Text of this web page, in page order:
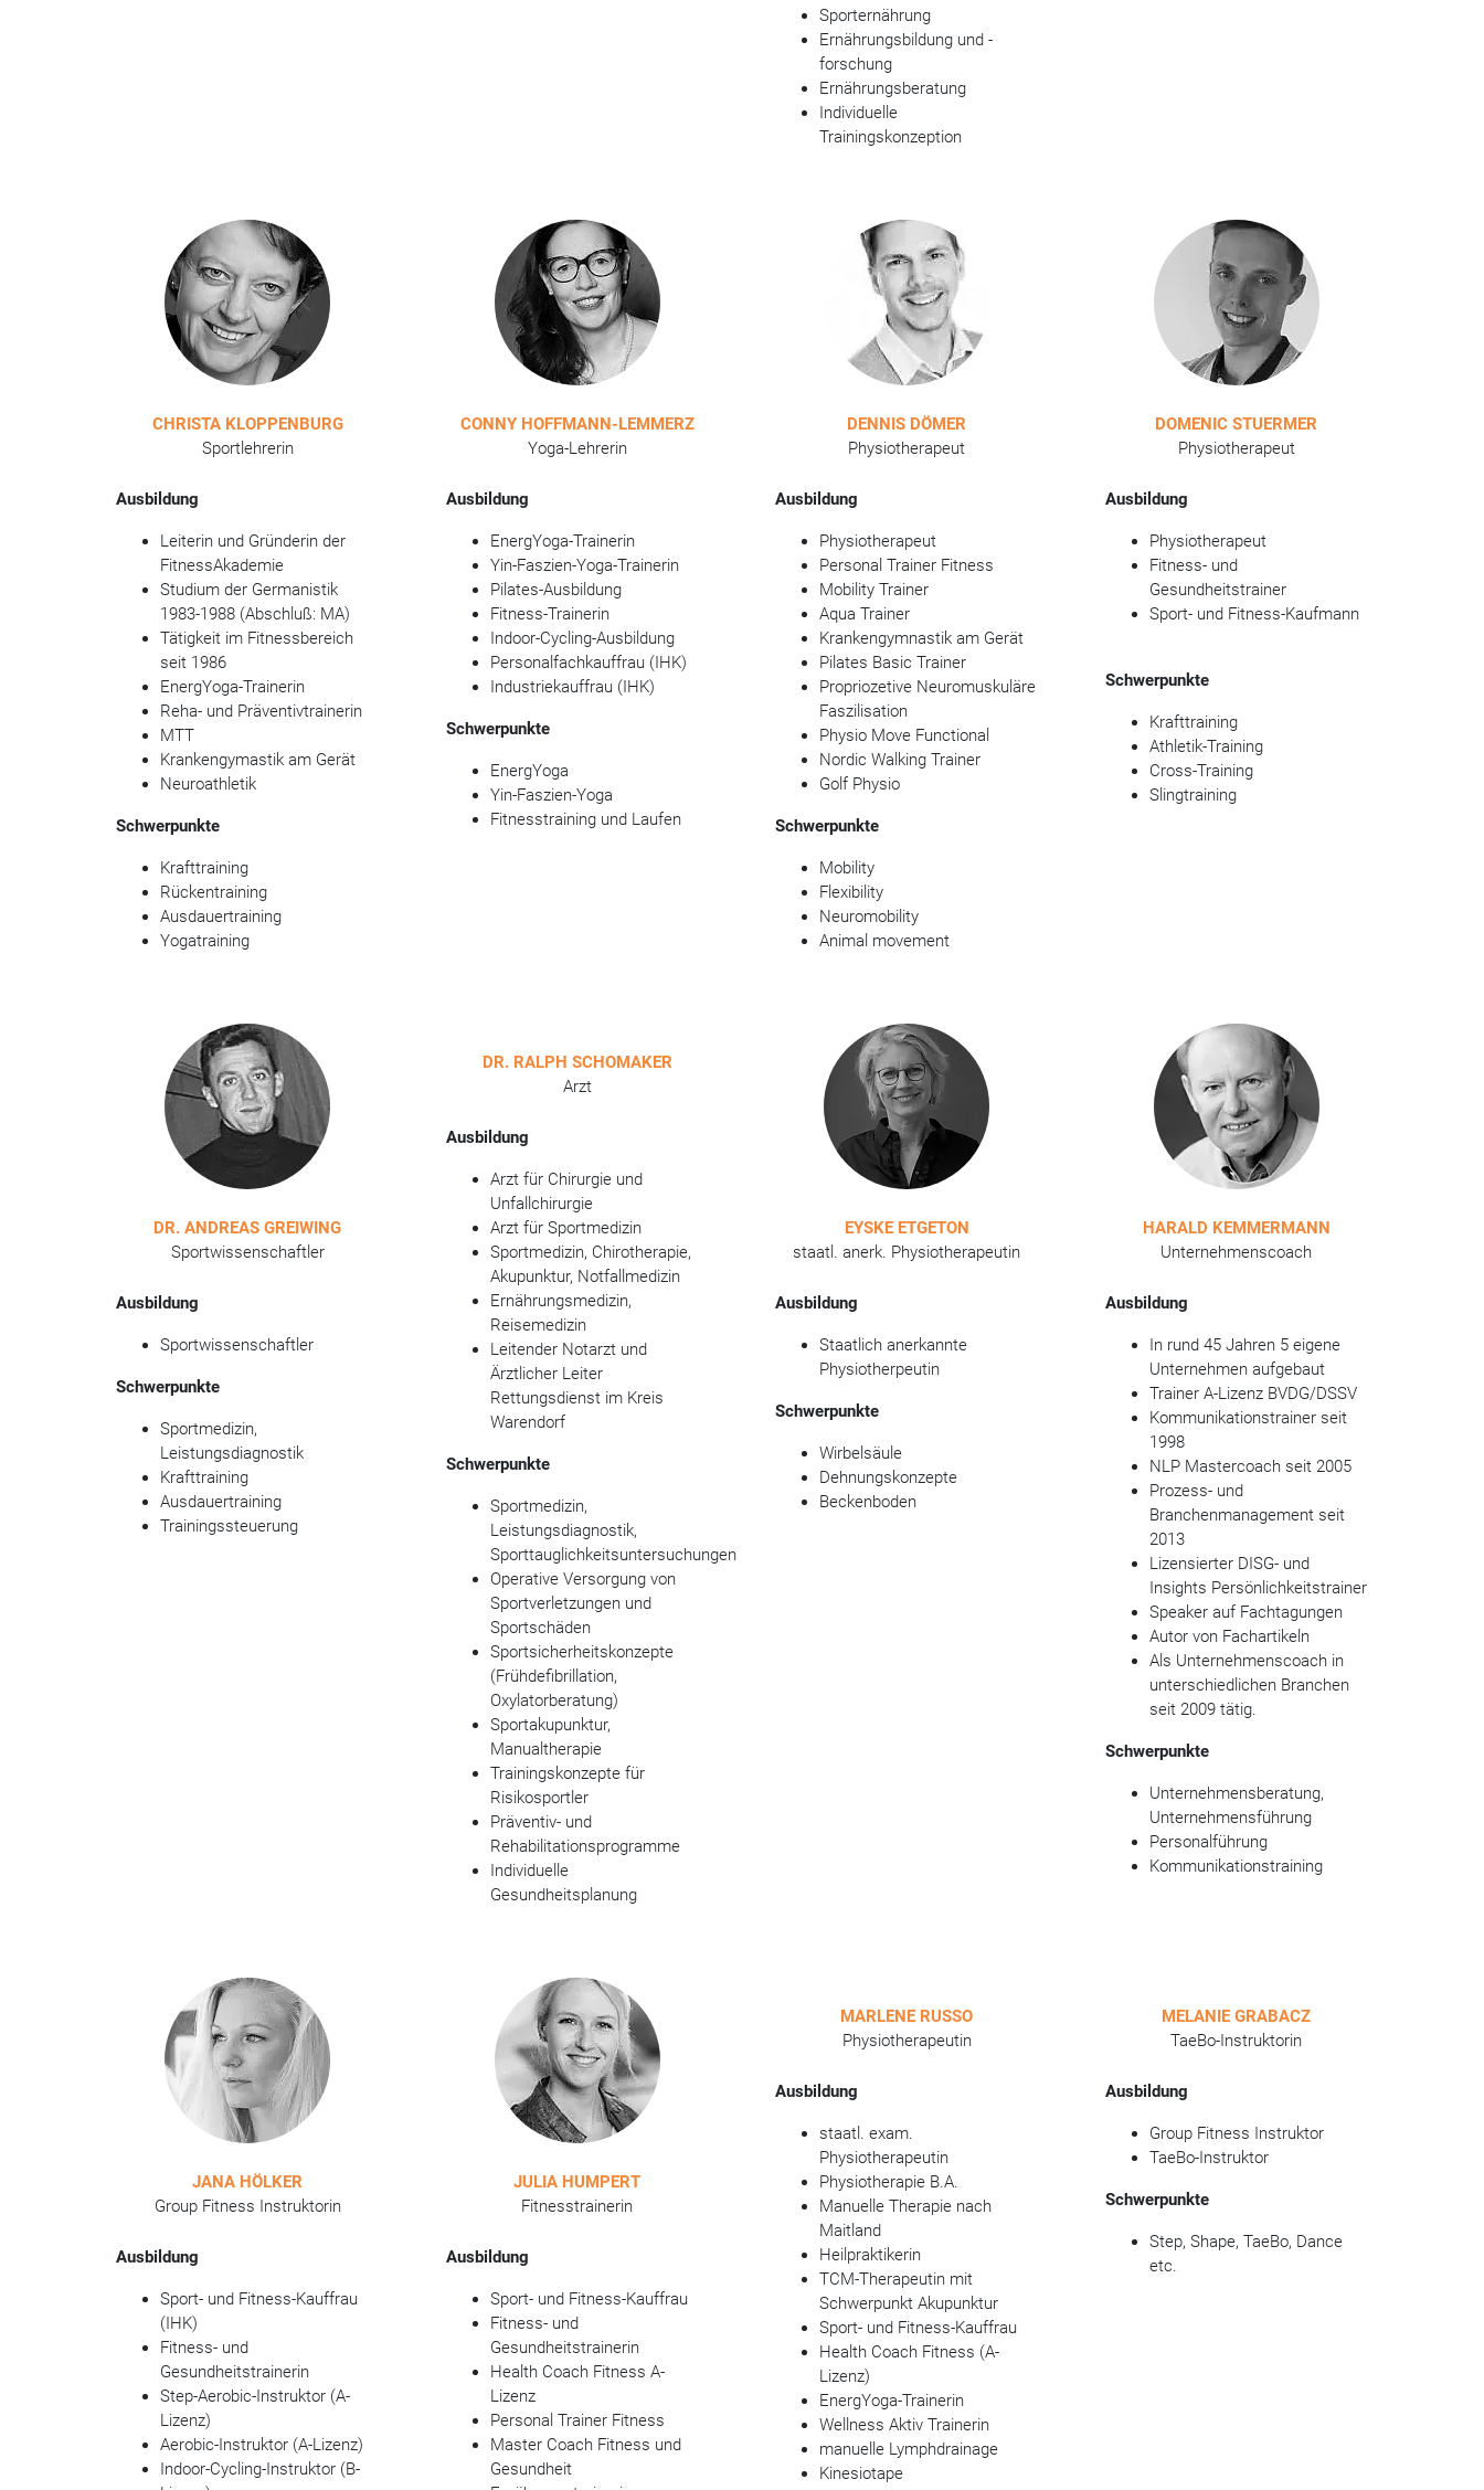
Sporternährung
Ernährungsbildung und -
forschung
Ernährungsberatung
Individuelle
Trainingskonzeption
CHRISTA KLOPPENBURG
Sportlehrerin
Ausbildung
Leiterin und Gründerin der
FitnessAkademie
Studium der Germanistik
1983-1988 (Abschluß: MA)
Tätigkeit im Fitnessbereich
seit 1986
EnergYoga-Trainerin
Reha- und Präventivtrainerin
MTT
Krankengymastik am Gerät
Neuroathletik
Schwerpunkte
Krafttraining
Rückentraining
Ausdauertraining
Yogatraining
CONNY HOFFMANN-LEMMERZ
Yoga-Lehrerin
Ausbildung
EnergYoga-Trainerin
Yin-Faszien-Yoga-Trainerin
Pilates-Ausbildung
Fitness-Trainerin
Indoor-Cycling-Ausbildung
Personalfachkauffrau (IHK)
Industriekauffrau (IHK)
Schwerpunkte
EnergYoga
Yin-Faszien-Yoga
Fitnesstraining und Laufen
DENNIS DÖMER
Physiotherapeut
Ausbildung
Physiotherapeut
Personal Trainer Fitness
Mobility Trainer
Aqua Trainer
Krankengymnastik am Gerät
Pilates Basic Trainer
Propriozetive Neuromuskuläre
Faszilisation
Physio Move Functional
Nordic Walking Trainer
Golf Physio
Schwerpunkte
Mobility
Flexibility
Neuromobility
Animal movement
DOMENIC STUERMER
Physiotherapeut
Ausbildung
Physiotherapeut
Fitness- und
Gesundheitstrainer
Sport- und Fitness-Kaufmann
Schwerpunkte
Krafttraining
Athletik-Training
Cross-Training
Slingtraining
DR. ANDREAS GREIWING
Sportwissenschaftler
Ausbildung
Sportwissenschaftler
Schwerpunkte
Sportmedizin,
Leistungsdiagnostik
Krafttraining
Ausdauertraining
Trainingssteuerung
DR. RALPH SCHOMAKER
Arzt
Ausbildung
Arzt für Chirurgie und
Unfallchirurgie
Arzt für Sportmedizin
Sportmedizin, Chirotherapie,
Akupunktur, Notfallmedizin
Ernährungsmedizin,
Reisemedizin
Leitender Notarzt und
Ärztlicher Leiter
Rettungsdienst im Kreis
Warendorf
Schwerpunkte
Sportmedizin,
Leistungsdiagnostik,
Sporttauglichkeitsuntersuchungen
Operative Versorgung von
Sportverletzungen und
Sportschäden
Sportsicherheitskonzepte
(Frühdefibrillation,
Oxylatorberatung)
Sportakupunktur,
Manualtherapie
Trainingskonzepte für
Risikosportler
Präventiv- und
Rehabilitationsprogramme
Individuelle
Gesundheitsplanung
EYSKE ETGETON
staatl. anerk. Physiotherapeutin
Ausbildung
Staatlich anerkannte
Physiotherpeutin
Schwerpunkte
Wirbelsäule
Dehnungskonzepte
Beckenboden
HARALD KEMMERMANN
Unternehmenscoach
Ausbildung
In rund 45 Jahren 5 eigene
Unternehmen aufgebaut
Trainer A-Lizenz BVDG/DSSV
Kommunikationstrainer seit
1998
NLP Mastercoach seit 2005
Prozess- und
Branchenmanagement seit
2013
Lizensierter DISG- und
Insights Persönlichkeitstrainer
Speaker auf Fachtagungen
Autor von Fachartikeln
Als Unternehmenscoach in
unterschiedlichen Branchen
seit 2009 tätig.
Schwerpunkte
Unternehmensberatung,
Unternehmensführung
Personalführung
Kommunikationstraining
JANA HÖLKER
Group Fitness Instruktorin
Ausbildung
Sport- und Fitness-Kauffrau
(IHK)
Fitness- und
Gesundheitstrainerin
Step-Aerobic-Instruktor (A-
Lizenz)
Aerobic-Instruktor (A-Lizenz)
Indoor-Cycling-Instruktor (B-
JULIA HUMPERT
Fitnesstrainerin
Ausbildung
Sport- und Fitness-Kauffrau
Fitness- und
Gesundheitstrainerin
Health Coach Fitness A-
Lizenz
Personal Trainer Fitness
Master Coach Fitness und
Gesundheit
MARLENE RUSSO
Physiotherapeutin
Ausbildung
staatl. exam.
Physiotherapeutin
Physiotherapie B.A.
Manuelle Therapie nach
Maitland
Heilpraktikerin
TCM-Therapeutin mit
Schwerpunkt Akupunktur
Sport- und Fitness-Kauffrau
Health Coach Fitness (A-
Lizenz)
EnergYoga-Trainerin
Wellness Aktiv Trainerin
manuelle Lymphdrainage
Kinesiotape
MELANIE GRABACZ
TaeBo-Instruktorin
Ausbildung
Group Fitness Instruktor
TaeBo-Instruktor
Schwerpunkte
Step, Shape, TaeBo, Dance
etc.